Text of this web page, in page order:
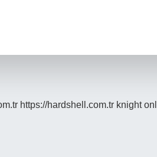
https://hardshell.com.tr knight